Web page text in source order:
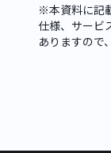
※本資料に記
仕様、サービ
ありますので